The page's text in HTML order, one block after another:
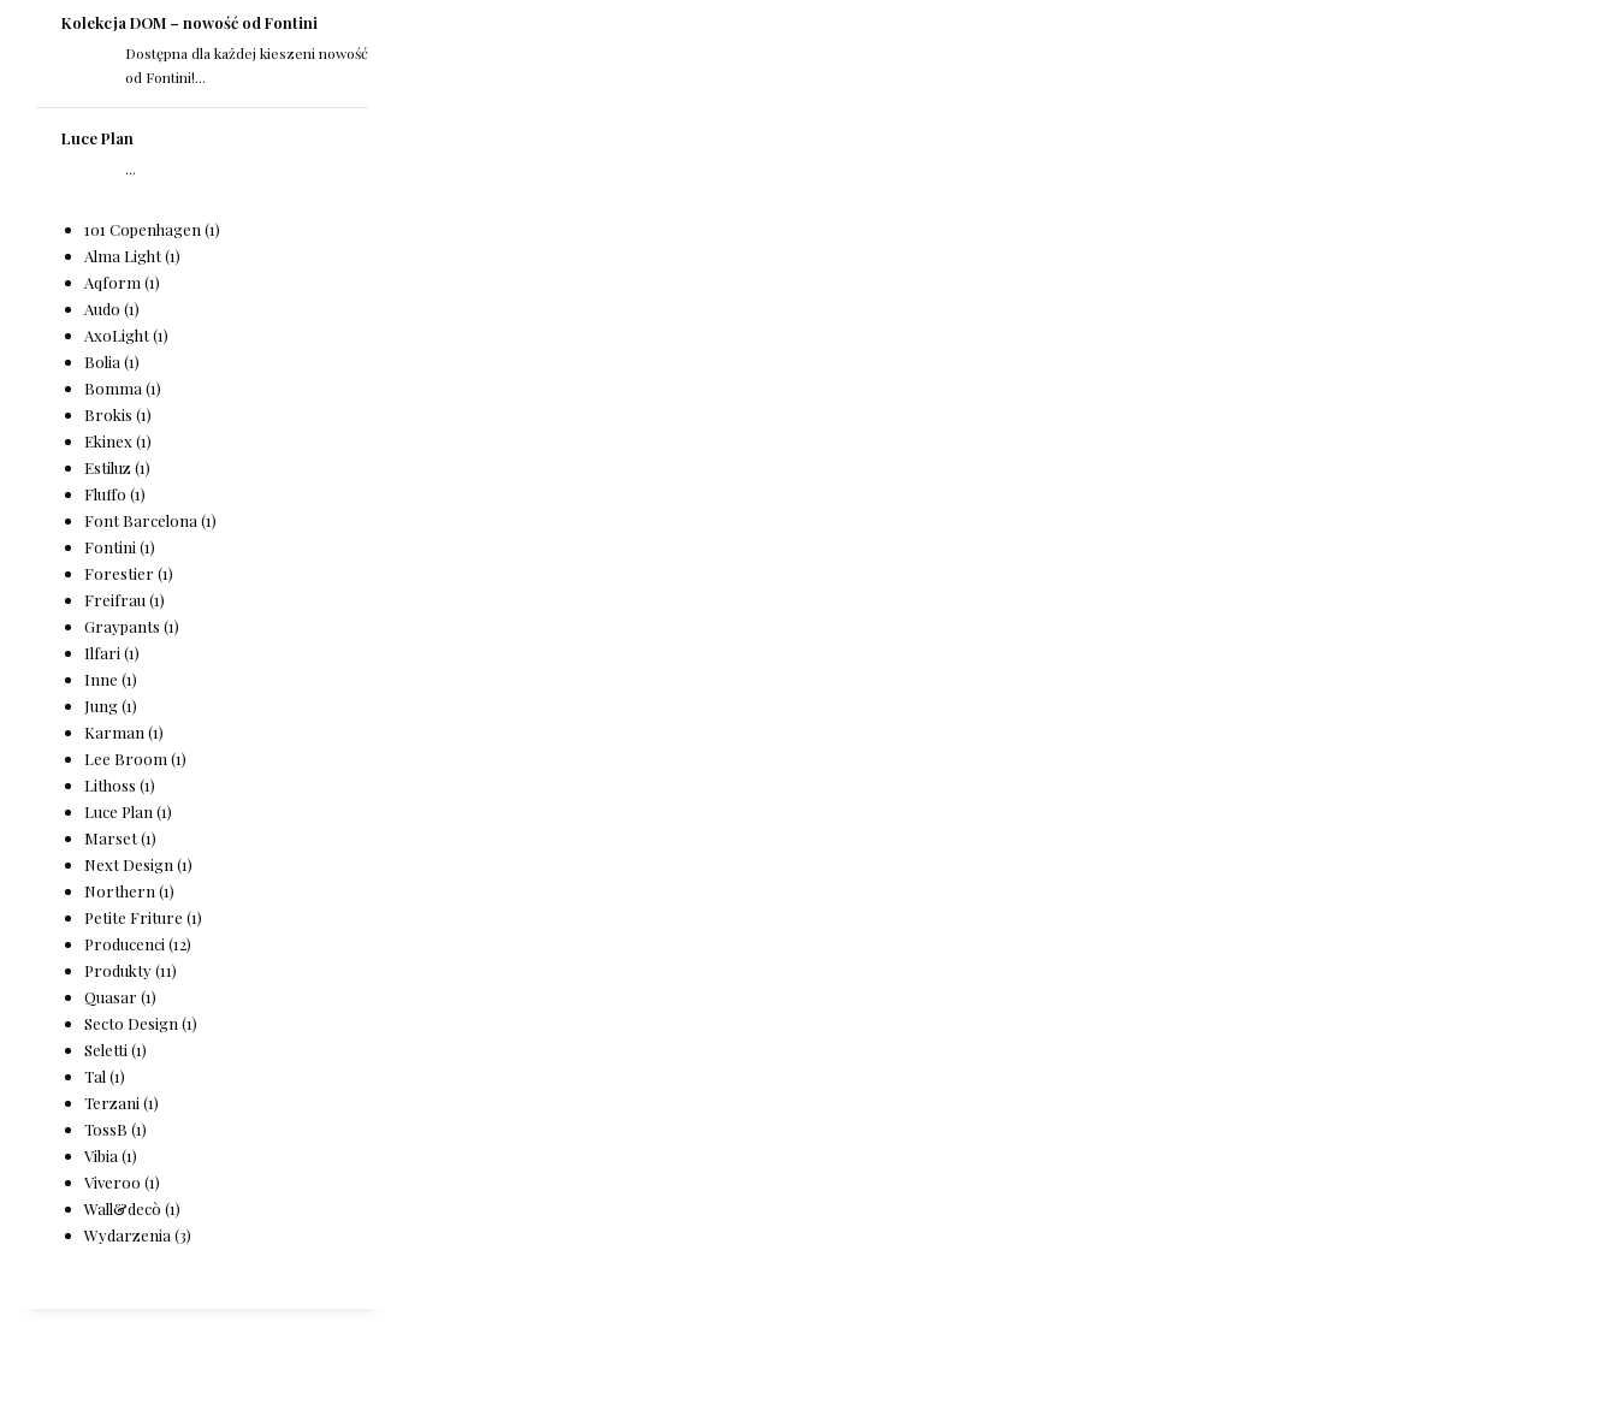
Kolekcja DOM – nowość od Fontini
Dostępna dla każdej kieszeni nowość
od Fontini!...
Luce Plan
...
101 Copenhagen (1)
Alma Light(1)
Aqform (1)
Audo (1)
AxoLight(1)
Bolia (1)
Bomma (1)
Brokis (1)
Ekinex(1)
Estiluz (1)
Fluffo (1)
Font Barcelona (1)
Fontini (1)
Forestier(1)
Freifrau (1)
Graypants (1)
Ilfari (1)
Inne (1)
Jung(1)
Karman (1)
Lee Broom (1)
Lithoss (1)
Luce Plan (1)
Marset(1)
Next Design (1)
Northern (1)
Petite Friture (1)
Producenci (12)
Produkty(11)
Quasar(1)
Secto Design (1)
Seletti (1)
Tal (1)
Terzani (1)
TossB (1)
Vibia (1)
Viveroo (1)
Wall&decò (1)
Wydarzenia (3)